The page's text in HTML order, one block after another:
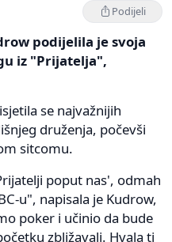
Podijeli
podijelila je svoja
iz "Prijatelja",
se najvažnijih
druženja, počevši
sitcomu.
poput nas', odmah
u", napisala je Kudrow,
poker i učinio da bude
zbližavali. Hvala ti